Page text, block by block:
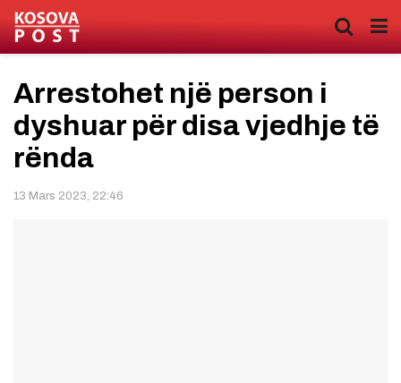
Arrestohet një person i
dyshuar për disa vjedhje të
rënda
13 Mars 2023, 22:46